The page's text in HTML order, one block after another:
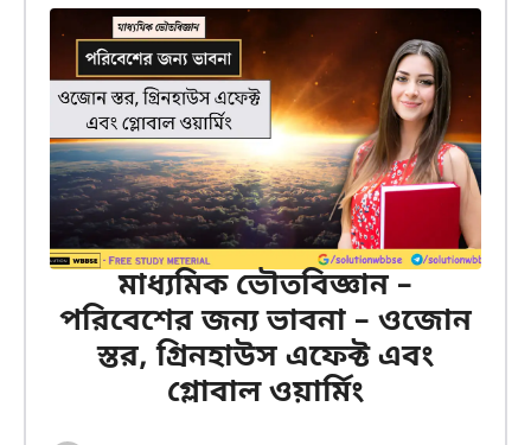
মাধ্যমিক ভৌতবিজ্ঞান –
পরিবেশের জন্য ভাবনা – ওজোন
স্তর, গ্রিনহাউস এফেক্ট এবং
গ্লোবাল ওয়ার্মিং